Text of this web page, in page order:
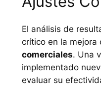
El análisis de
crítico en la mejora
comerciales. Una
implementado
evaluar su